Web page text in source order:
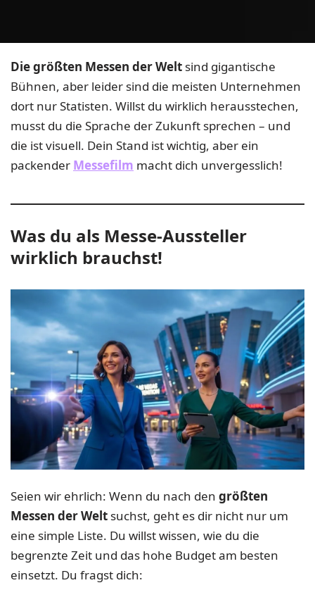
Die größten Messen der Welt sind gigantische
Bühnen, aber leider sind die meisten Unternehmen
dort nur Statisten. Willst du wirklich herausstechen,
musst du die Sprache der Zukunft sprechen – und
die ist visuell. Dein Stand ist wichtig, aber ein
packender Messefilm macht dich unvergesslich!
Was du als Messe-Aussteller
wirklich brauchst!
Seien wir ehrlich: Wenn du nach den größten
Messen der Welt suchst, geht es dir nicht nur um
eine simple Liste. Du willst wissen, wie du die
begrenzte Zeit und das hohe Budget am besten
einsetzt. Du fragst dich: